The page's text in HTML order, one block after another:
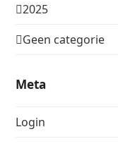
2025
Geen categorie
Meta
Login